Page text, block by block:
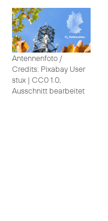
Antennenfoto /
Credits: Pixabay User
stux | CC0 1.0,
Ausschnitt bearbeitet